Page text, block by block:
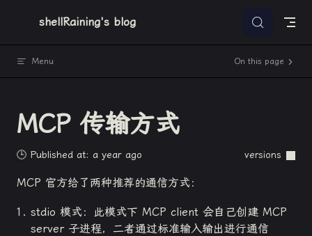
Skip to content
shellRaining's blog
Menu On this page
MCP 传输方式
🕒 Published at: a year ago versions
MCP 官方给了两种推荐的通信方式：
stdio 模式：此模式下 MCP client 会自己创建 MCP
server 子进程，二者通过标准输入输出进行通信